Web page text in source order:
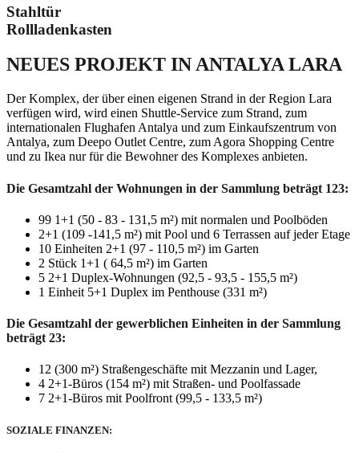
Stahltür
Rollladenkasten
NEUES PROJEKT IN ANTALYA LARA
Der Komplex, der über einen eigenen Strand in der Region Lara
verfügen wird, wird einen Shuttle-Service zum Strand, zum
internationalen Flughafen Antalya und zum Einkaufszentrum von
Antalya, zum Deepo Outlet Centre, zum Agora Shopping Centre
und zu Ikea nur für die Bewohner des Komplexes anbieten.
Die Gesamtzahl der Wohnungen in der Sammlung beträgt 123:
99 1+1 (50 - 83 - 131,5 m²) mit normalen und Poolböden
2+1 (109 -141,5 m²) mit Pool und 6 Terrassen auf jeder Etage
10 Einheiten 2+1 (97 - 110,5 m²) im Garten
2 Stück 1+1 ( 64,5 m²) im Garten
5 2+1 Duplex-Wohnungen (92,5 - 93,5 - 155,5 m²)
1 Einheit 5+1 Duplex im Penthouse (331 m²)
Die Gesamtzahl der gewerblichen Einheiten in der Sammlung
beträgt 23:
12 (300 m²) Straßengeschäfte mit Mezzanin und Lager,
4 2+1-Büros (154 m²) mit Straßen- und Poolfassade
7 2+1-Büros mit Poolfront (99,5 - 133,5 m²)
SOZIALE FINANZEN: